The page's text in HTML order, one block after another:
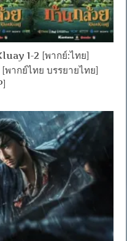
1-2 [พากย์:ไทย]
พากย์ไทย บรรยายไทย]